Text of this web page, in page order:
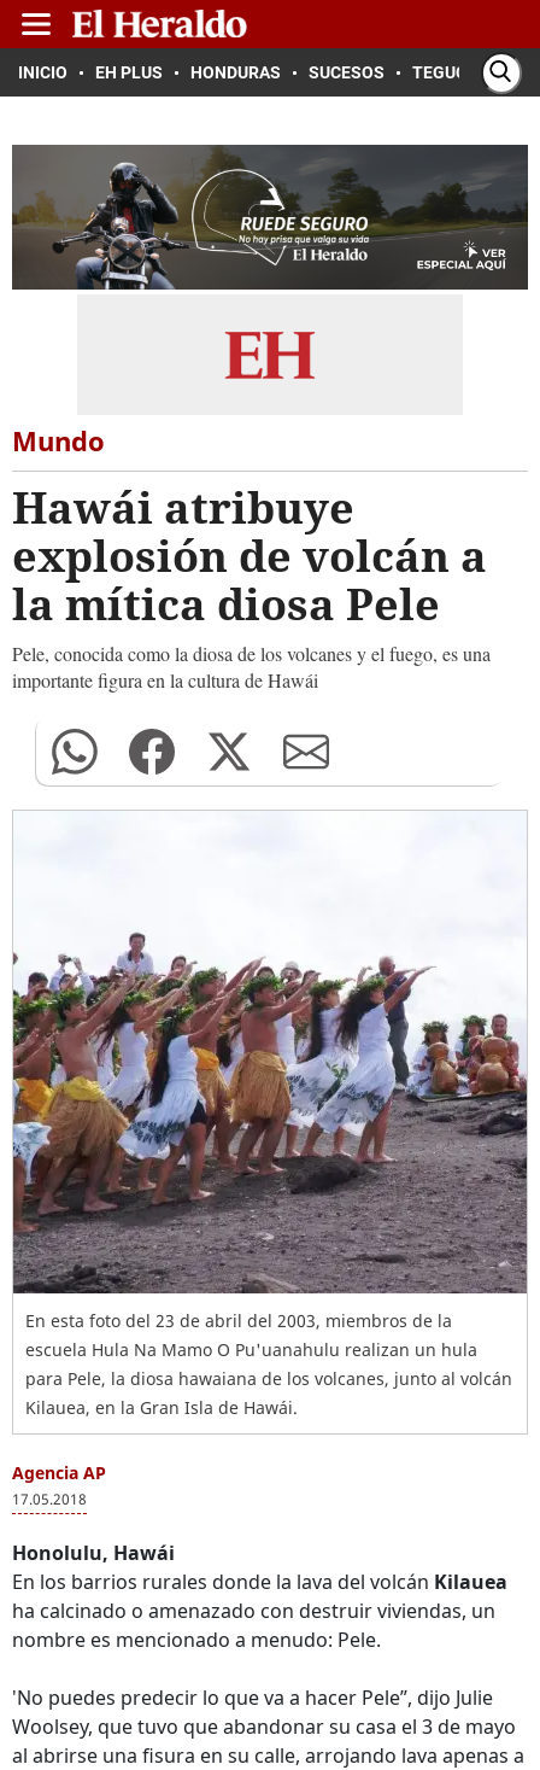
INICIO EH PLUS HONDURAS SUCESOS TEGUCIGALPA
Mundo
Hawái atribuye
explosión de volcán a
la mítica diosa Pele
Pele, conocida como la diosa de los volcanes y el fuego, es una
importante figura en la cultura de Hawái
En esta foto del 23 de abril del 2003, miembros de la
escuela Hula Na Mamo O Pu'uanahulu realizan un hula
para Pele, la diosa hawaiana de los volcanes, junto al volcán
Kilauea, en la Gran Isla de Hawái.
Agencia AP
17.05.2018
Honolulu, Hawái
En los barrios rurales donde la lava del volcán Kilauea
ha calcinado o amenazado con destruir viviendas, un
nombre es mencionado a menudo: Pele.
'No puedes predecir lo que va a hacer Pele”, dijo Julie
Woolsey, que tuvo que abandonar su casa el 3 de mayo
al abrirse una fisura en su calle, arrojando lava apenas a